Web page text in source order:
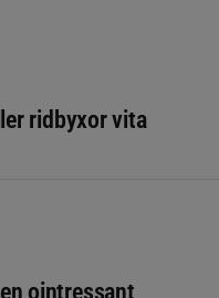
ridbyxor vita
ointressant